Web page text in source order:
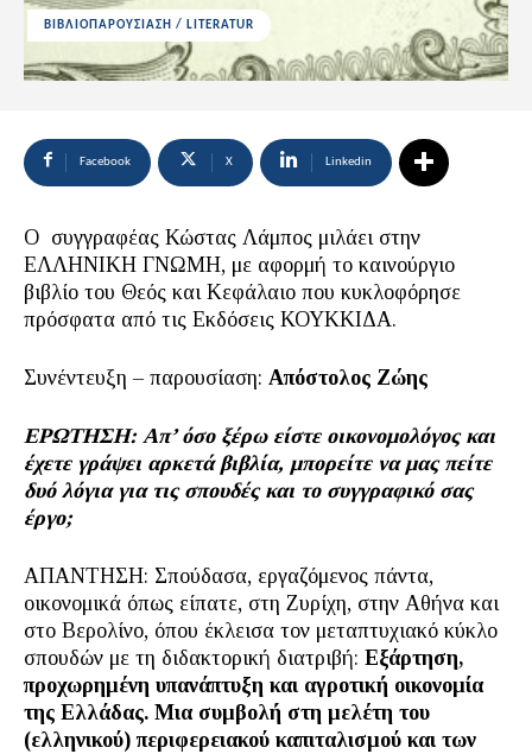
ΒΙΒΛΙΟΠΑΡΟΥΣΙΑΣΗ / LITERATUR
Facebook X Linkedin
Ο συγγραφέας Κώστας Λάμπος μιλάει στην
ΕΛΛΗΝΙΚΗ ΓΝΩΜΗ, με αφορμή το καινούργιο
βιβλίο του Θεός και Κεφάλαιο που κυκλοφόρησε
πρόσφατα από τις Εκδόσεις ΚΟΥΚΚΙΔΑ.
Συνέντευξη – παρουσίαση: Απόστολος Ζώης
ΕΡΩΤΗΣΗ: Απ’ όσο ξέρω είστε οικονομολόγος και
έχετε γράψει αρκετά βιβλία, μπορείτε να μας πείτε
δυό λόγια για τις σπουδές και το συγγραφικό σας
έργο;
ΑΠΑΝΤΗΣΗ: Σπούδασα, εργαζόμενος πάντα,
οικονομικά όπως είπατε, στη Ζυρίχη, στην Αθήνα και
στο Βερολίνο, όπου έκλεισα τον μεταπτυχιακό κύκλο
σπουδών με τη διδακτορική διατριβή: Εξάρτηση,
προχωρημένη υπανάπτυξη και αγροτική οικονομία
της Ελλάδας. Μια συμβολή στη μελέτη του
(ελληνικού) περιφερειακού καπιταλισμού και των